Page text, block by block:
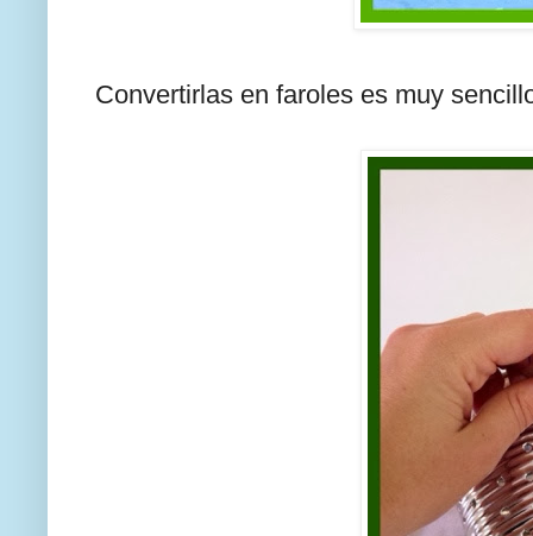
Convertirlas en faroles es muy